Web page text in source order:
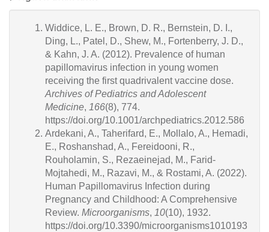
Widdice, L. E., Brown, D. R., Bernstein, D. I.,
Ding, L., Patel, D., Shew, M., Fortenberry, J. D.,
& Kahn, J. A. (2012). Prevalence of human
papillomavirus infection in young women
receiving the first quadrivalent vaccine dose.
Archives of Pediatrics and Adolescent
Medicine, 166(8), 774.
https://doi.org/10.1001/archpediatrics.2012.586
Ardekani, A., Taherifard, E., Mollalo, A., Hemadi,
E., Roshanshad, A., Fereidooni, R.,
Rouholamin, S., Rezaeinejad, M., Farid-
Mojtahedi, M., Razavi, M., & Rostami, A. (2022).
Human Papillomavirus Infection during
Pregnancy and Childhood: A Comprehensive
Review. Microorganisms, 10(10), 1932.
https://doi.org/10.3390/microorganisms1010193